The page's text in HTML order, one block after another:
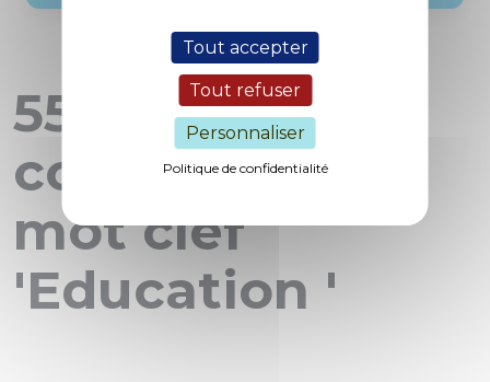
Tout accepter
Tout refuser
Personnaliser
Politique de confidentialité
551 Actualités
concernant le
mot clef
'Education '